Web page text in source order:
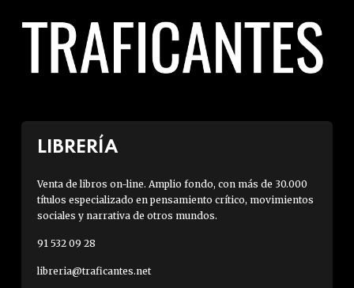
LIBRERÍA
Venta de libros on-line. Amplio fondo, con más de 30.000
títulos especializado en pensamiento crítico, movimientos
sociales y narrativa de otros mundos.
91 532 09 28
libreria@traficantes.net